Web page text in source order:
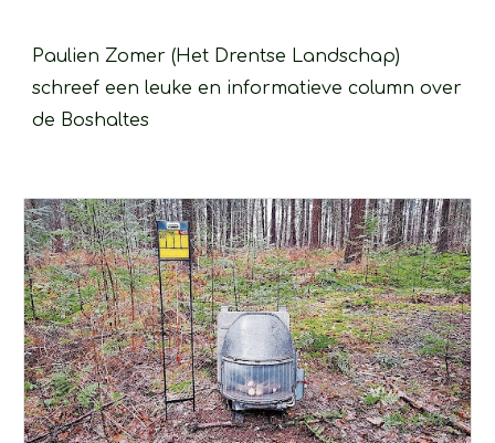
Paulien Zomer (Het Drentse Landschap)
schreef een leuke en informatieve column over
de Boshaltes